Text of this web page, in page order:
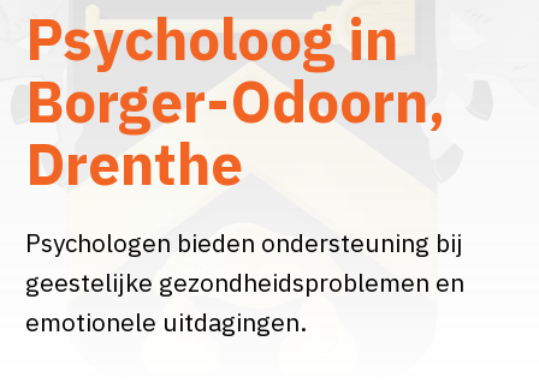
Psycholoog in
Borger-Odoorn,
Drenthe
Psychologen bieden ondersteuning bij
geestelijke gezondheidsproblemen en
emotionele uitdagingen.